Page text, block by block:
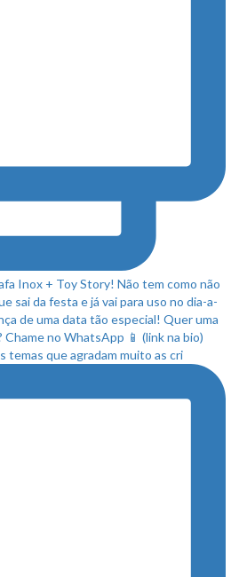
temas que agradam muito as cri